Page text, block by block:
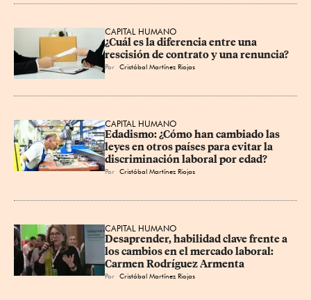
CAPITAL HUMANO
¿Cuál es la diferencia entre una
rescisión de contrato y una renuncia?
Por Cristóbal Martínez Riojas
CAPITAL HUMANO
Edadismo: ¿Cómo han cambiado las
leyes en otros países para evitar la
discriminación laboral por edad?
Por Cristóbal Martínez Riojas
CAPITAL HUMANO
Desaprender, habilidad clave frente a
los cambios en el mercado laboral:
Carmen Rodríguez Armenta
Por Cristóbal Martínez Riojas